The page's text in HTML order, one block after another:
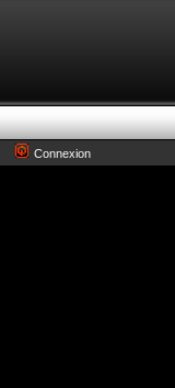
Connexion